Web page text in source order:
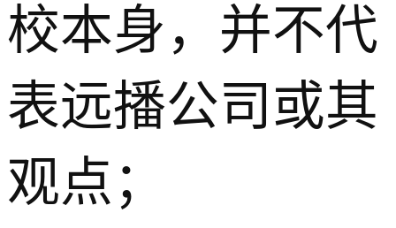
校本身，并不代
表远播公司或其
观点；